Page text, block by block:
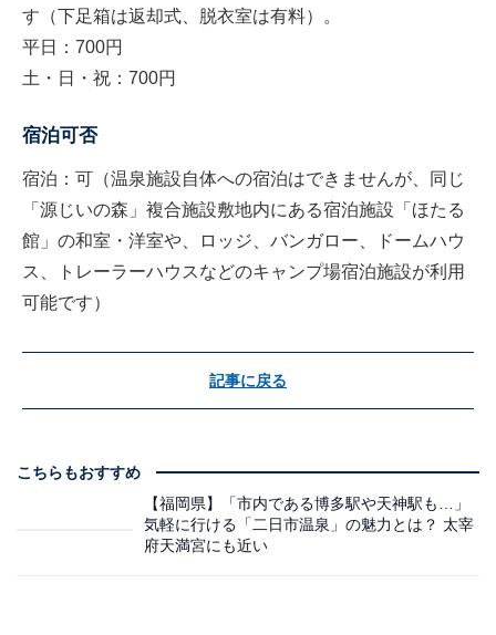
す（下足箱は返却式、脱衣室は有料）。
平日：700円
土・日・祝：700円
宿泊可否
宿泊：可（温泉施設自体への宿泊はできませんが、同じ
「源じいの森」複合施設敷地内にある宿泊施設「ほたる
館」の和室・洋室や、ロッジ、バンガロー、ドームハウ
ス、トレーラーハウスなどのキャンプ場宿泊施設が利用
可能です）
記事に戻る
こちらもおすすめ
【福岡県】「市内である博多駅や天神駅も…」
気軽に行ける「二日市温泉」の魅力とは？ 太宰
府天満宮にも近い